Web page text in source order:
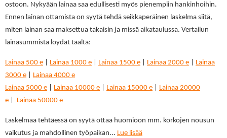
ostoon. Nykyään lainaa saa edullisesti myös pienempiin hankinhoihin.
Ennen lainan ottamista on syytä tehdä seikkaperäinen laskelma siitä,
miten lainan saa maksettua takaisin ja missä aikataulussa. Vertailun
lainasummista löydät täältä:
Lainaa 500 e Lainaa 1000 e Lainaa 1500 e Lainaa 2000 e
Lainaa
3000 e
Lainaa 4000 e
Lainaa 5000 e
Lainaa 10000 e Lainaa 15000 e
Lainaa 20000
e
Lainaa 50000 e
Laskelmaa tehtäessä on syytä ottaa huomioon mm. korkojen nousun
vaikutus ja mahdollinen työpaikan... Lue lisää